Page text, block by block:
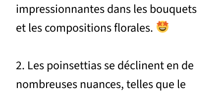
impressionnantes dans les bouquets
et les compositions florales.
2. Les poinsettias se déclinent en de
nombreuses nuances, telles que le